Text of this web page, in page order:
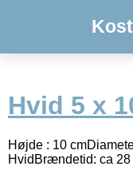
Hvid 5 x
Højde : 10
HvidBrændetid: ca 28